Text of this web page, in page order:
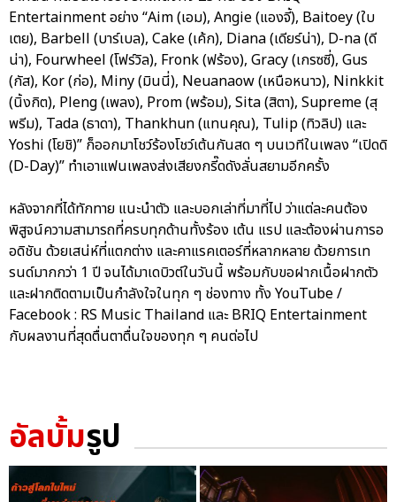
Entertainment อย่าง “Aim (เอม), Angie (แองจี้), Baitoey (ใบ
เตย), Barbell (บาร์เบล), Cake (เค้ก), Diana (เดียร์น่า), D-na (ดี
น่า), Fourwheel (โฟร์วิล), Fronk (ฟร้อง), Gracy (เกรซซี่), Gus
(กัส), Kor (ก่อ), Miny (มินนี่), Neuanaow (เหนือหนาว), Ninkkit
(นิ้งกิต), Pleng (เพลง), Prom (พร้อม), Sita (สิตา), Supreme (สุ
พรีม), Tada (ธาดา), Thankhun (แทนคุณ), Tulip (ทิวลิป) และ
Yoshi (โยชิ)” ก็ออกมาโชว์ร้องโชว์เต้นกันสด ๆ บนเวทีในเพลง “เปิดดิ
(D-Day)” ทำเอาแฟนเพลงส่งเสียงกรี๊ดดังลั่นสยามอีกครั้ง
หลังจากที่ได้ทักทาย แนะนำตัว และบอกเล่าที่มาที่ไป ว่าแต่ละคนต้อง
พิสูจน์ความสามารถที่ครบทุกด้านทั้งร้อง เต้น แรป และต้องผ่านการอ
อดิชัน ด้วยเสน่ห์ที่แตกต่าง และคาแรคเตอร์ที่หลากหลาย ด้วยการเท
รนด์มากกว่า 1 ปี จนได้มาเดบิวต์ในวันนี้ พร้อมกับขอฝากเนื้อฝากตัว
และฝากติดตามเป็นกำลังใจในทุก ๆ ช่องทาง ทั้ง YouTube /
Facebook : RS Music Thailand และ BRIQ Entertainment
กับผลงานที่สุดตื่นตาตื่นใจของทุก ๆ คนต่อไป
อัลบั้มรูป